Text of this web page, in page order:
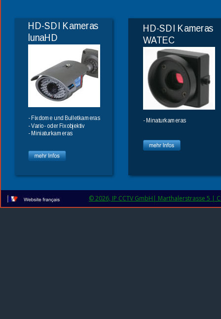
© 2026, IP CCTV GmbH| Marthalerstrasse 5 |
HD-SDI Kameras
lunaHD
- Fixdome und Bulletkameras
- Vario- oder Fixobjektiv
- Miniaturkameras
HD-SDI Kameras
WATEC
- Minaturkameras